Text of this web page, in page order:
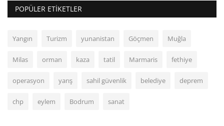
POPÜLER ETIKETLER
Yangın Turizm yunanistan Göçmen Muğla
Milas orman kaza tatil Marmaris fethiye
operasyon yarış sahil güvenlik belediye deprem
chp eylem Bodrum sanat